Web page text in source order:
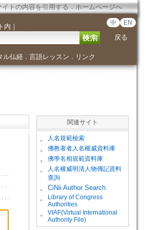
イトの内容を引用する．ホームページへ
内 ｜ 中 EN
戻る
ル仏経． 言語レッスン ． リンク
関連サイト
。 人名規範檢索
。 佛教著者人名權威資料庫
。 佛學名相規範資料庫
。
人名權威明清人物傳記資料
查詢
。
CiNii Author Search
。
Library of Congress
Authorities
。
VIAF(Virtual International
Authority File)